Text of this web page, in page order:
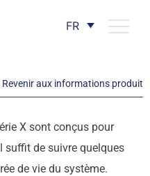
FR
Revenir aux informations produit
X sont conçus pour
suffit de suivre quelques
de vie du système.